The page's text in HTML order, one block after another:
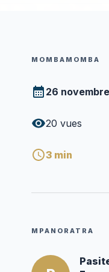
MOMBAMOMBA
26
20 vues
3 min
MPANORATRA